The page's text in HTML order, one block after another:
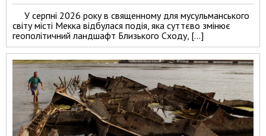
У серпні 2026 року в священному для мусульманського
світу місті Мекка відбулася подія, яка суттєво змінює
геополітичний ландшафт Близького Сходу, […]